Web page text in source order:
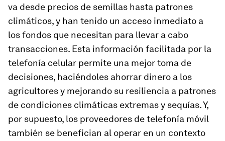
va desde precios de semillas hasta patrones
climáticos, y han tenido un acceso inmediato a
los fondos que necesitan para llevar a cabo
transacciones. Esta información facilitada por la
telefonía celular permite una mejor toma de
decisiones, haciéndoles ahorrar dinero a los
agricultores y mejorando su resiliencia a patrones
de condiciones climáticas extremas y sequías. Y,
por supuesto, los proveedores de telefonía móvil
también se benefician al operar en un contexto